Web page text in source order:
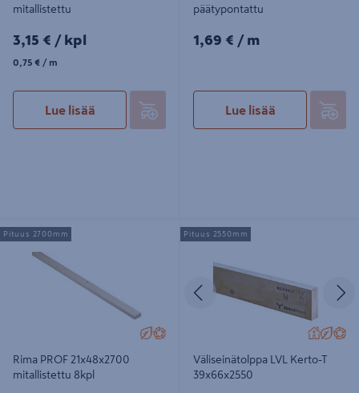
mitallistettu
3,15€/kpl
3,15 € / kpl
0,75€/m
0,75 € / m
Lue lisää
päätypontattu
1,69€/m
1,69 € / m
Lue lisää
Rima PROF 21x48x2700 mitallistettu
8kpl
Rima PROF 21x48x2700
mitallistettu 8kpl
Pituus 2700mm
Väliseinätolppa LVL Kerto-T
39x66x2550
Edellinen
Väliseinätolppa LVL Kerto-T
39x66x2550
Pituus 2550mm